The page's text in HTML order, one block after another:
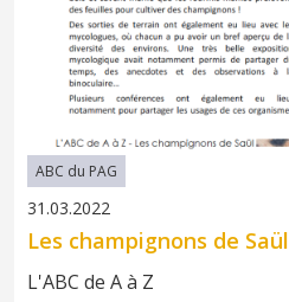
ABC du PAG
31.03.2022
Les champignons de Saül
L'ABC de A à Z